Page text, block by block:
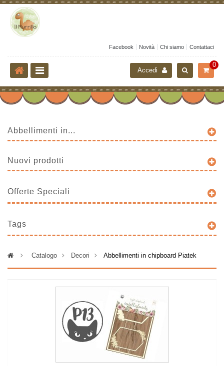
Facebook Novità Chi siamo Contattaci
0
Accedi
Abbellimenti in...
Nuovi prodotti
Offerte Speciali
Tags
> Catalogo > Decori > Abbellimenti in chipboard Piatek